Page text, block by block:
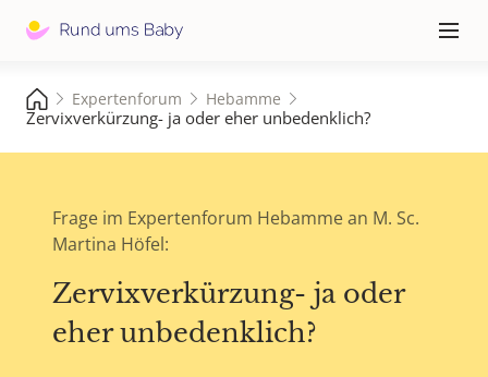
≡
Expertenforum Hebamme
Zervixverkürzung- ja oder eher unbedenklich?
Frage im Expertenforum Hebamme an M. Sc.
Martina Höfel:
Zervixverkürzung- ja oder
eher unbedenklich?